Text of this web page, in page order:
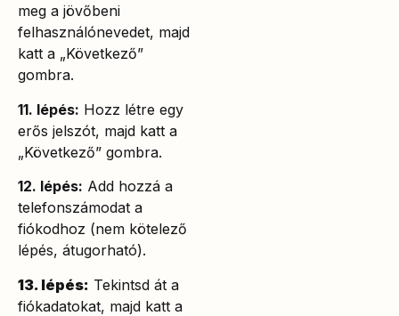
meg a jövőbeni
felhasználónevedet, majd
katt a „Következő”
gombra.
11. lépés: Hozz létre egy
erős jelszót, majd katt a
„Következő” gombra.
12. lépés: Add hozzá a
telefonszámodat a
fiókodhoz (nem kötelező
lépés, átugorható).
13. lépés: Tekintsd át a
fiókadatokat, majd katt a